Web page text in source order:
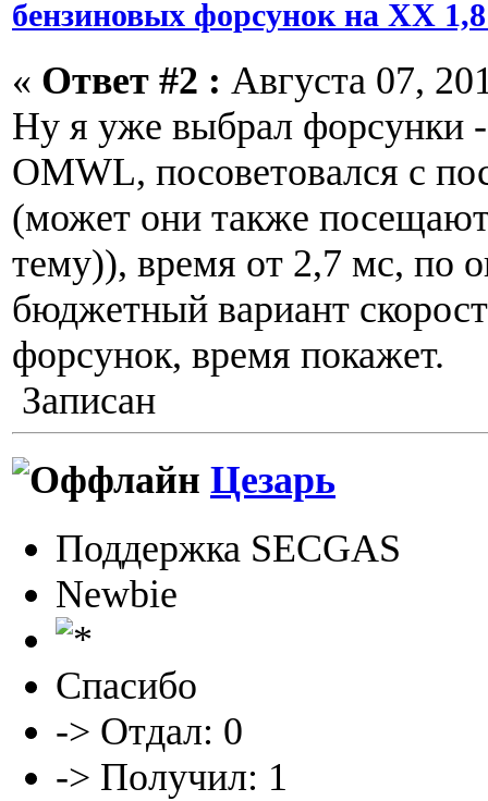
бензиновых форсунок на ХХ
« Ответ #2 : Августа 07,
Ну я уже выбрал форсунки
OMWL, посоветовался с
(может они также
тему)), время от 2,7 мс, по
бюджетный вариант
форсунок, время покажет.
Записан
Цезарь
Поддержка SECGAS
Newbie
Спасибо
-> Отдал: 0
-> Получил: 1